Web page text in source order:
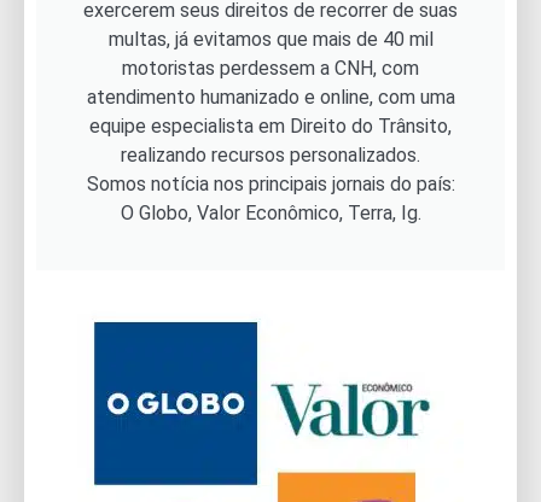
exercerem seus direitos de recorrer de suas
multas, já evitamos que mais de 40 mil
motoristas perdessem a CNH, com
atendimento humanizado e online, com uma
equipe especialista em Direito do Trânsito,
realizando recursos personalizados.
Somos notícia nos principais jornais do país:
O Globo, Valor Econômico, Terra, Ig.